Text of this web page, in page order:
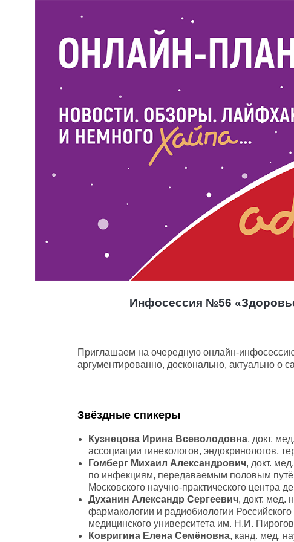
Инфосессия №56
Приглашаем на очередную онлайн-
аргументированно, досконально, актуально о
Звёздные спикеры
Кузнецова Ирина Всеволодовна, докт.
ассоциации гинекологов, эндокринологов,
Гомберг Михаил Александрович, докт.
по инфекциям, передаваемым половым
Московского научно-практического центра
Духанин Александр Сергеевич, докт. мед.
фармакологии и радиобиологии
медицинского университета им. Н.И.
Ковригина Елена Семёновна, канд. мед.